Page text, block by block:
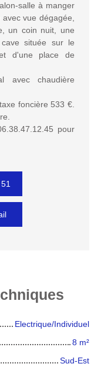
salle à manger
vue dégagée,
un coin nuit, une
située sur le
d'une place de
avec chaudière
foncière 533 €.
pour
Electrique/Individuel
8 m²
Sud-Est